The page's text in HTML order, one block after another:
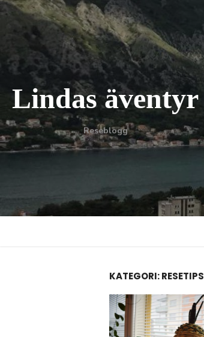
Skip
Lindas äventyr
Reseblogg
KATEGORI:RESETIPS